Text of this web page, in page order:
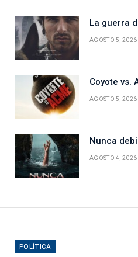
La guerra
AGOSTO 5, 2026
Coyote vs.
AGOSTO 5, 2026
Nunca
AGOSTO 4, 2026
POLÍTICA